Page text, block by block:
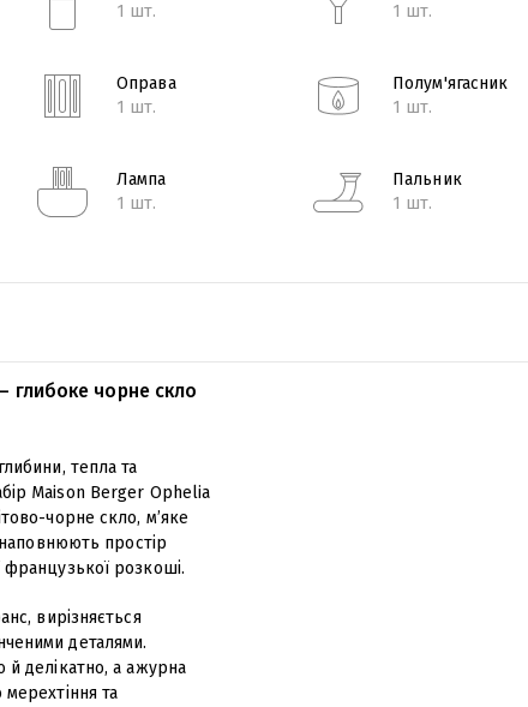
1 шт.
1 шт.
Оправа
1 шт.
Полум'ягасник
1 шт.
Лампа
1 шт.
Пальник
1 шт.
глибоке чорне скло
тепла та
Maison Berger Ophelia
чорне скло, м’яке
простір
французької розкоші.
вирізняється
деталями.
й делікатно, а ажурна
та